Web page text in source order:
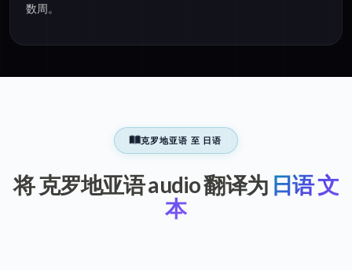
数周。
克罗地亚语 至 日语
将 克罗地亚语 audio 翻译为日语 文
本